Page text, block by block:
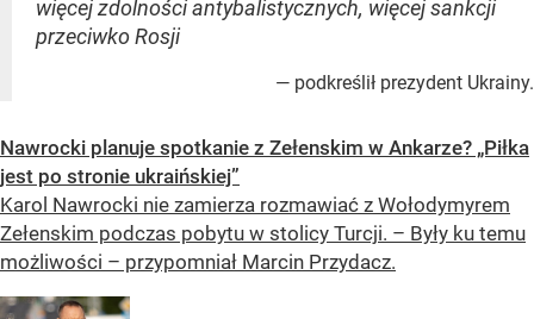
więcej zdolności antybalistycznych, więcej sankcji
przeciwko Rosji
— podkreślił prezydent Ukrainy.
Nawrocki planuje spotkanie z Zełenskim w Ankarze? „Piłka
jest po stronie ukraińskiej”
Karol Nawrocki nie zamierza rozmawiać z Wołodymyrem
Zełenskim podczas pobytu w stolicy Turcji. – Były ku temu
możliwości – przypomniał Marcin Przydacz.